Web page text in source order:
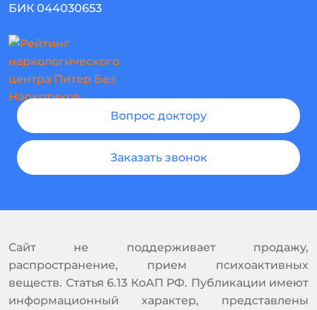
БИК 044030653
Вопрос доктору
Заказать звонок
Сайт не поддерживает продажу,
распространение, прием психоактивных
веществ. Статья 6.13 КоАП РФ. Публикации имеют
информационный характер, представлены